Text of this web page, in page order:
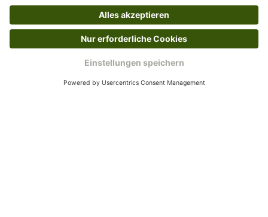
Kundenservice
Mo – Fr 9 – 17 Uhr, Sa 9 – 13 Uhr